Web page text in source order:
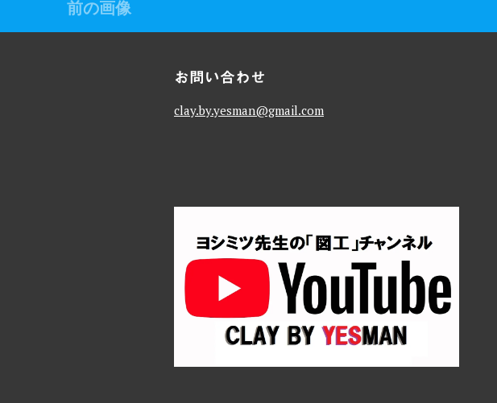
前の画像
お問い合わせ
clay.by.yesman@gmail.com